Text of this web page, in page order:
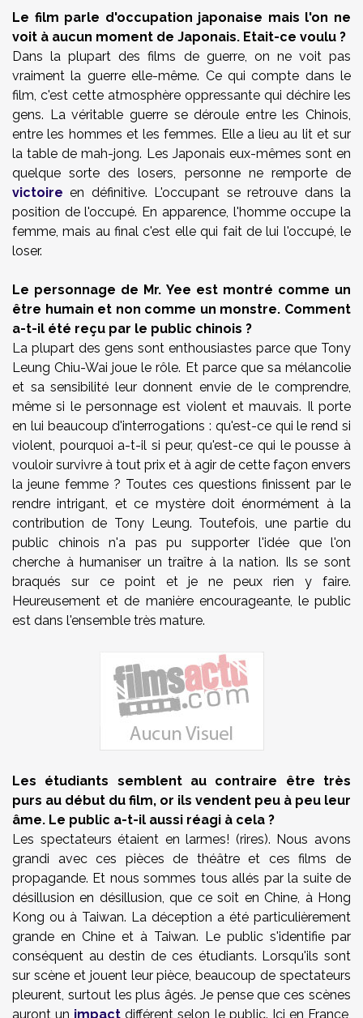
Le film parle d'occupation japonaise mais l'on ne
voit à aucun moment de Japonais. Etait-ce voulu ?
Dans la plupart des films de guerre, on ne voit pas
vraiment la guerre elle-même. Ce qui compte dans le
film, c'est cette atmosphère oppressante qui déchire les
gens. La véritable guerre se déroule entre les Chinois,
entre les hommes et les femmes. Elle a lieu au lit et sur
la table de mah-jong. Les Japonais eux-mêmes sont en
quelque sorte des losers, personne ne remporte de
victoire en définitive. L'occupant se retrouve dans la
position de l'occupé. En apparence, l'homme occupe la
femme, mais au final c'est elle qui fait de lui l'occupé, le
loser.
Le personnage de Mr. Yee est montré comme un
être humain et non comme un monstre. Comment
a-t-il été reçu par le public chinois ?
La plupart des gens sont enthousiastes parce que Tony
Leung Chiu-Wai joue le rôle. Et parce que sa mélancolie
et sa sensibilité leur donnent envie de le comprendre,
même si le personnage est violent et mauvais. Il porte
en lui beaucoup d'interrogations : qu'est-ce qui le rend si
violent, pourquoi a-t-il si peur, qu'est-ce qui le pousse à
vouloir survivre à tout prix et à agir de cette façon envers
la jeune femme ? Toutes ces questions finissent par le
rendre intrigant, et ce mystère doit énormément à la
contribution de Tony Leung. Toutefois, une partie du
public chinois n'a pas pu supporter l'idée que l'on
cherche à humaniser un traître à la nation. Ils se sont
braqués sur ce point et je ne peux rien y faire.
Heureusement et de manière encourageante, le public
est dans l'ensemble très mature.
Les étudiants semblent au contraire être très
purs au début du film, or ils vendent peu à peu leur
âme. Le public a-t-il aussi réagi à cela ?
Les spectateurs étaient en larmes! (rires). Nous avons
grandi avec ces pièces de théâtre et ces films de
propagande. Et nous sommes tous allés par la suite de
désillusion en désillusion, que ce soit en Chine, à Hong
Kong ou à Taiwan. La déception a été particulièrement
grande en Chine et à Taiwan. Le public s'identifie par
conséquent au destin de ces étudiants. Lorsqu'ils sont
sur scène et jouent leur pièce, beaucoup de spectateurs
pleurent, surtout les plus âgés. Je pense que ces scènes
auront un impact différent selon le public. Ici en France,